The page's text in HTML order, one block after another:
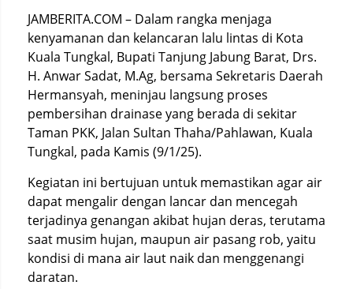
JAMBERITA.COM – Dalam rangka menjaga
kenyamanan dan kelancaran lalu lintas di Kota
Kuala Tungkal, Bupati Tanjung Jabung Barat, Drs.
H. Anwar Sadat, M.Ag, bersama Sekretaris Daerah
Hermansyah, meninjau langsung proses
pembersihan drainase yang berada di sekitar
Taman PKK, Jalan Sultan Thaha/Pahlawan, Kuala
Tungkal, pada Kamis (9/1/25).
Kegiatan ini bertujuan untuk memastikan agar air
dapat mengalir dengan lancar dan mencegah
terjadinya genangan akibat hujan deras, terutama
saat musim hujan, maupun air pasang rob, yaitu
kondisi di mana air laut naik dan menggenangi
daratan.